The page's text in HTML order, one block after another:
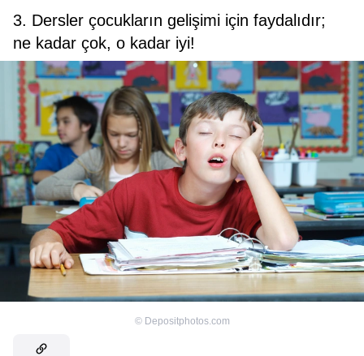
3. Dersler çocukların gelişimi için faydalıdır;
ne kadar çok, o kadar iyi!
© Depositphotos.com